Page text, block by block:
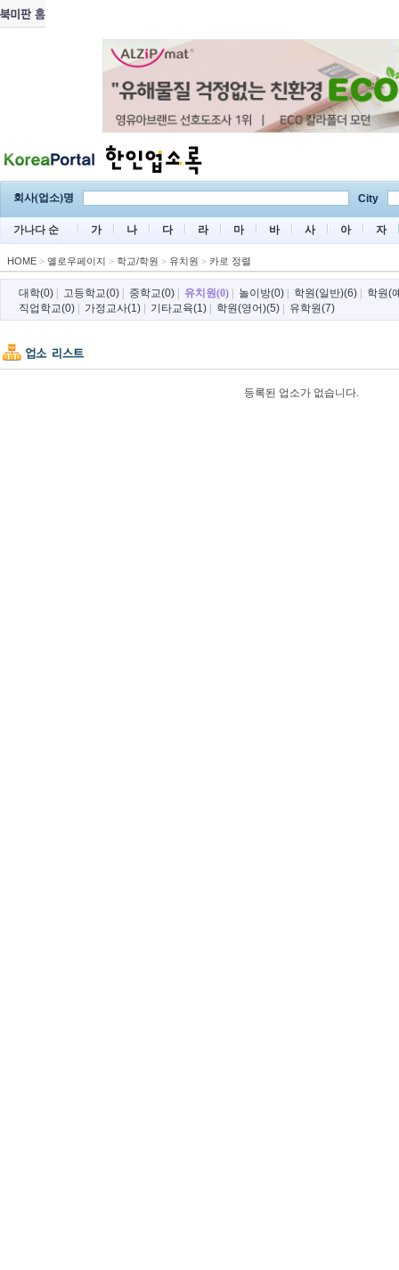
회사(업소)명 City
가나다 순 가 나 다 라 마 바 사 아 자
HOME > 옐로우페이지 > 학교/학원 > 유치원 > 카로 정렬
대학(0) 고등학교(0) 중학교(0) 유치원(0) 놀이방(0) 학원(일반)(6)
학원(
직업학교(0)
가정교사(1) 기타교육(1) 학원(영어)(5) 유학원(7)
등록된 업소가 없습니다.